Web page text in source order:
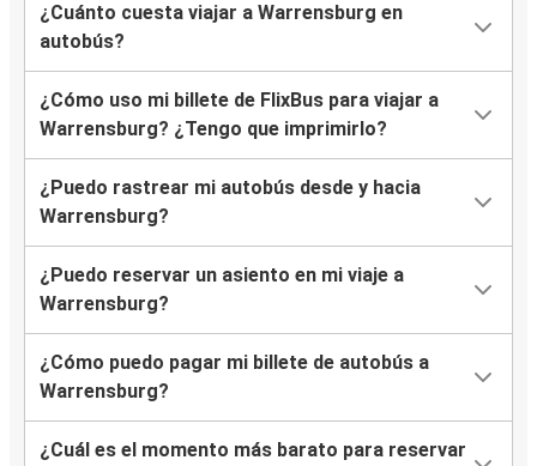
¿Cuánto cuesta viajar a Warrensburg en
autobús?
¿Cómo uso mi billete de FlixBus para viajar a
Warrensburg? ¿Tengo que imprimirlo?
¿Puedo rastrear mi autobús desde y hacia
Warrensburg?
¿Puedo reservar un asiento en mi viaje a
Warrensburg?
¿Cómo puedo pagar mi billete de autobús a
Warrensburg?
¿Cuál es el momento más barato para reservar